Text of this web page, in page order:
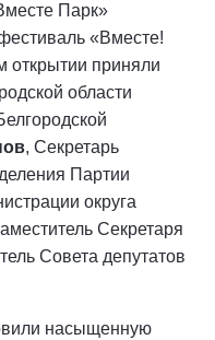
Парк»
«Вместе!
открытии приняли
области
, Секретарь
Партии
округа
Секретаря
Совета депутатов
насыщенную